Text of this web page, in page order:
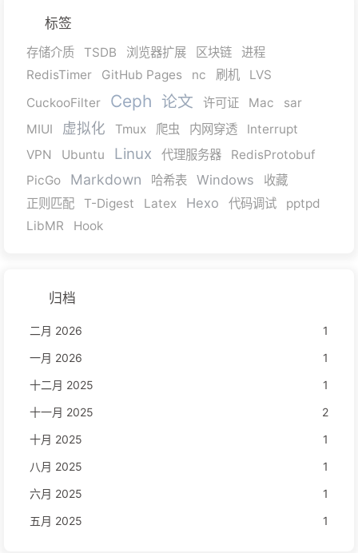
标签
存储介质 TSDB 浏览器扩展 区块链
进程
RedisTimer
GitHub Pages nc 刷机
LVS
CuckooFilter
Ceph 论文 许可证 Mac
sar
MIUI
虚拟化 Tmux 爬虫 内网穿透
Interrupt
VPN
Ubuntu Linux 代理服务器
RedisProtobuf
PicGo
Markdown 哈希表 Windows
收藏
正则匹配
T-Digest Latex Hexo 代码调试
pptpd
LibMR
Hook
归档
二月 2026
1
一月 2026
1
十二月 2025
1
十一月 2025
2
十月 2025
1
八月 2025
1
六月 2025
1
五月 2025
1